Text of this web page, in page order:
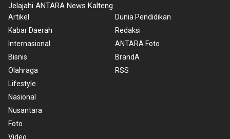
Jelajahi ANTARA News Kalteng
Artikel
Kabar Daerah
Internasional
Bisnis
Olahraga
Lifestyle
Nasional
Nusantara
Foto
Video
Dunia Pendidikan
Redaksi
ANTARA Foto
BrandA
RSS